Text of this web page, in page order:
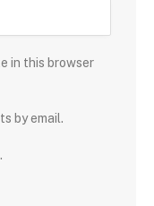
in this browser
by email.